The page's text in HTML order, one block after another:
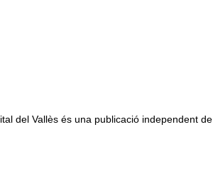
del Vallès és una publicació independent de